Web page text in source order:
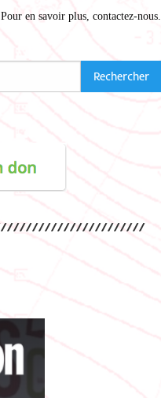
Pour en savoir plus, contactez-nous